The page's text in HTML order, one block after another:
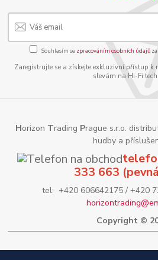
Souhlasím se zpracováním osobních údajůza
Zaregistrujte se a získejte exkluzivní přístup
slevám na Hi-Fi
Horizon Trading Prague s.r.o.
hudby a
333 663
tel: +420 606642175 / +420
Copyright ©